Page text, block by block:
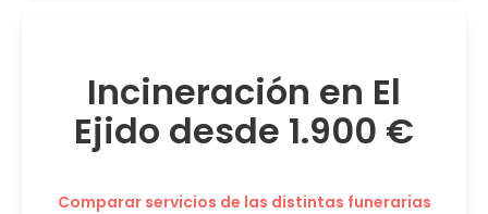
Incineración en El
Ejido desde 1.900 €
Comparar servicios de las distintas funerarias